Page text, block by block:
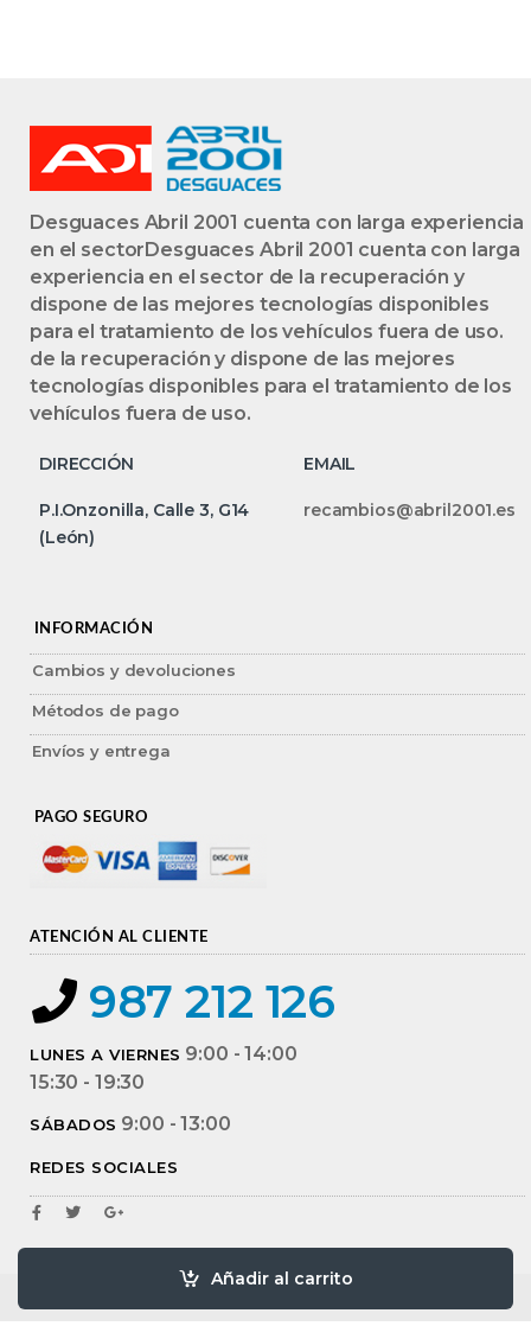
Añadir al carrito
Desguaces Abril 2001 cuenta con larga experiencia
en el sectorDesguaces Abril 2001 cuenta con larga
experiencia en el sector de la recuperación y
dispone de las mejores tecnologías disponibles
para el tratamiento de los vehículos fuera de uso.
de la recuperación y dispone de las mejores
tecnologías disponibles para el tratamiento de los
vehículos fuera de uso.
DIRECCIÓN EMAIL
P.I.Onzonilla, Calle 3, G14
(León)
recambios@abril2001.es
INFORMACIÓN
Cambios y devoluciones
Métodos de pago
Envíos y entrega
PAGO SEGURO
ATENCIÓN AL CLIENTE
987 212 126
LUNES A VIERNES 9:00 - 14:00
15:30 - 19:30
SÁBADOS 9:00 - 13:00
REDES SOCIALES